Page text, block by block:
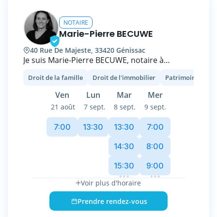
et 14h et après 19h.
NOTAIRE
Marie-Pierre BECUWE
40 Rue De Majeste, 33420 Génissac
Je suis Marie-Pierre BECUWE, notaire à
spécialisée dans le droit immobilier et le droit
de la famille.
Forte de plus de 25 années d'expérience, je
m'engage à fournir un service de qualité,
transparent et adapté à vos besoins.
Ma mission va bien au-delà des actes. Ce qui
compte pour moi c’est de vous offrir un
accompagnement et un conseil personnalisé
et éclairé, en amont de vos projets, afin de
vous permettre de prendre sereinement les
bonnes décisions.
Droit de la famille Droit de l'immobilier Patrimoine et
Ven Lun Mar Mer
21 août 7 sept. 8 sept. 9 sept.
7:00 13:30
13:30
14:30
15:30
7:00
8:00
9:00
Voir plus d'horaire
Prendre rendez-vous